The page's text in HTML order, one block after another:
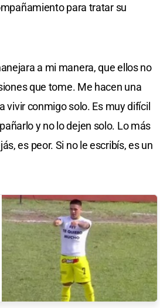
para tratar su
a mi manera, que ellos no
que tome. Me hacen una
vivir conmigo solo. Es muy difícil
y no lo dejen solo. Lo más
es peor. Si no le escribís, es un